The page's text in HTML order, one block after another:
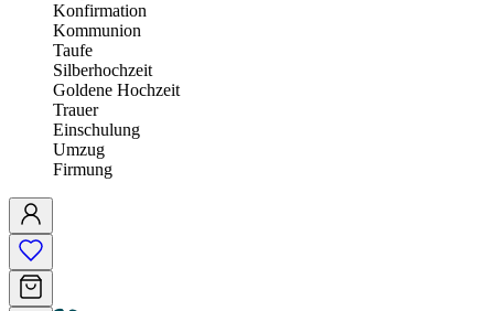
Konfirmation
Kommunion
Taufe
Silberhochzeit
Goldene Hochzeit
Trauer
Einschulung
Umzug
Firmung